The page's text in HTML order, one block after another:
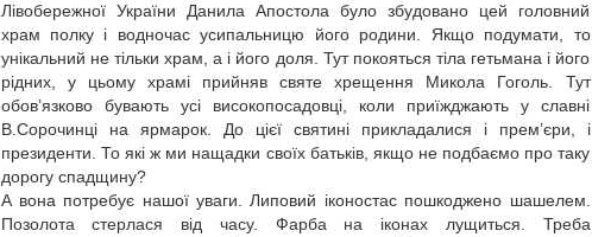
Лівобережної України Данила Апостола було збудовано цей головний
храм полку і водночас усипальницю його родини. Якщо подумати, то
унікальний не тільки храм, а і його доля. Тут покояться тіла гетьмана і його
рідних, у цьому храмі прийняв святе хрещення Микола Гоголь. Тут
обов’язково бувають усі високопосадовці, коли приїжджають у славні
В.Сорочинці на ярмарок. До цієї святині прикладалися і прем’єри, і
президенти. То які ж ми нащадки своїх батьків, якщо не подбаємо про таку
дорогу спадщину?
А вона потребує нашої уваги. Липовий іконостас пошкоджено шашелем.
Позолота стерлася від часу. Фарба на іконах лущиться. Треба